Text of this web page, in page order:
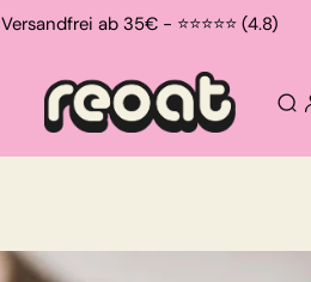
Versandfrei ab 35€ - ⭐⭐⭐⭐⭐ (4.8)